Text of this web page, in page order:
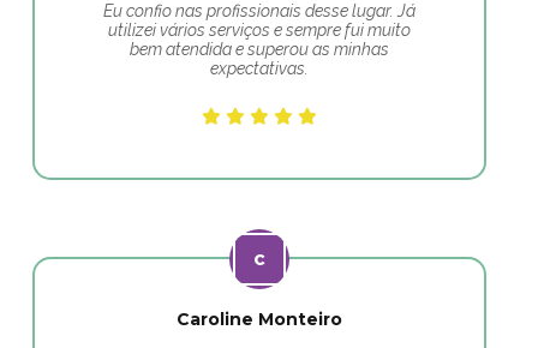
Eu confio nas profissionais desse lugar. Já
utilizei vários serviços e sempre fui muito
bem atendida e superou as minhas
expectativas.
Caroline Monteiro